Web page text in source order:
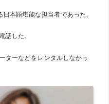
本語堪能な担当者であった。
話した。
ターなどをレンタルしなかっ